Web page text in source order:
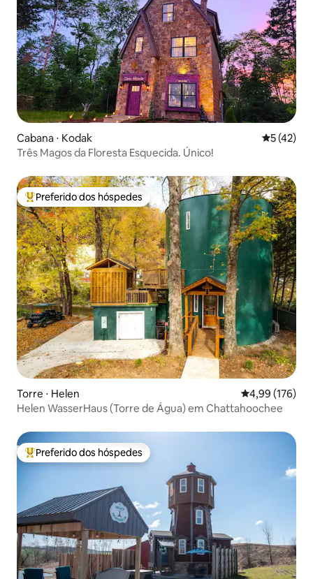
Cabana ⋅ Kodak 5 de uma
5 (42)
Três Magos da Floresta Esquecida. Único!
Entre os melhores preferidos dos hóspedes
Preferido dos hóspedes
Torre ⋅ Helen 4,99 de uma
4,99 (176)
Helen WasserHaus (Torre de Água) em Chattahoochee
Entre os melhores preferidos dos hóspedes
Preferido dos hóspedes